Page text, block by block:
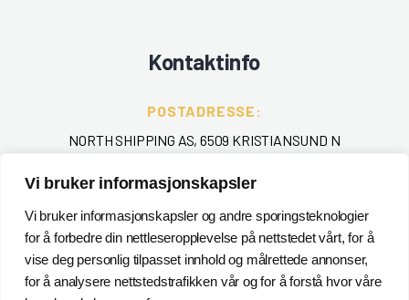
Vi bruker informasjonskapsler
Vi bruker informasjonskapsler og andre sporingsteknologier
for å forbedre din nettleseropplevelse på nettstedet vårt, for å
vise deg personlig tilpasset innhold og målrettede annonser,
for å analysere nettstedstrafikken vår og for å forstå hvor våre
Kontaktinfo
POSTADRESSE:
NORTH SHIPPING AS, 6509 KRISTIANSUND N
TELEFON:
+ 47 715 40 000
EPOST :
POSTMASTER@NORTHSHIPPING.NO